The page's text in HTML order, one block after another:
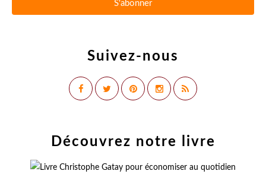
Suivez-nous
Découvrez notre livre